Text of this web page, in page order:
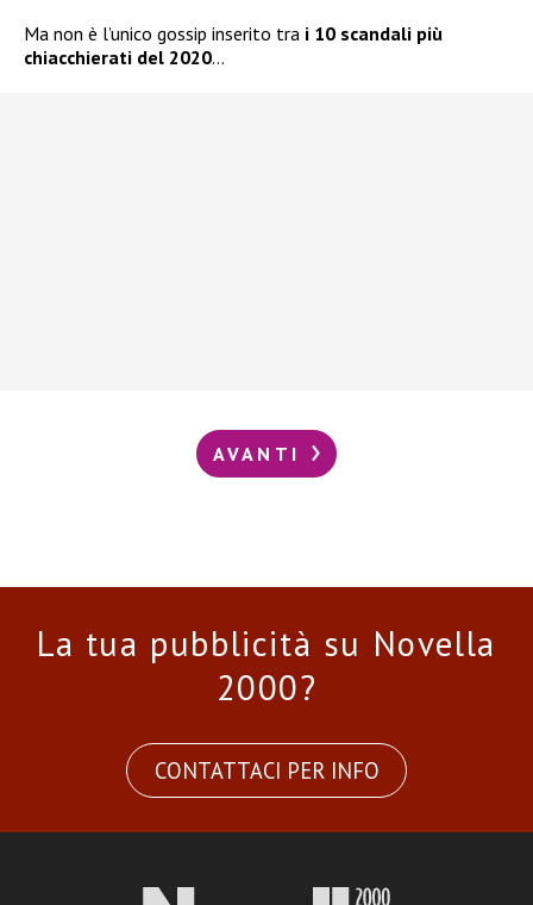
Ma non è l’unico gossip inserito tra i 10 scandali più
chiacchierati del 2020…
AVANTI
La tua pubblicità su Novella
2000?
CONTATTACI PER INFO